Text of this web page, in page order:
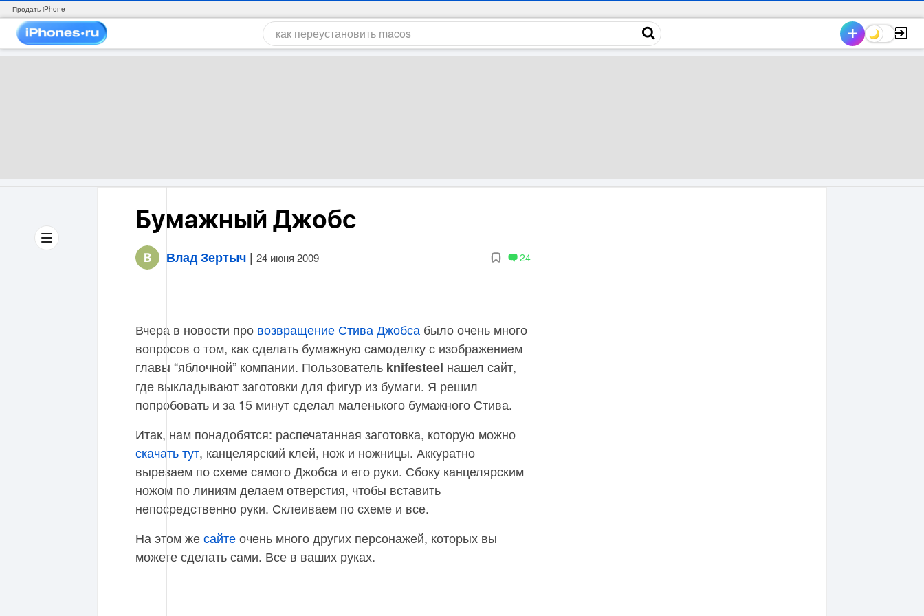
Продать iPhone
Бумажный Джобс
Влад Зертыч | 24 июня 2009 24
Вчера в новости про возвращение Стива Джобса было очень много
вопросов о том, как сделать бумажную самоделку с изображением
главы “яблочной” компании. Пользователь knifesteel нашел сайт,
где выкладывают заготовки для фигур из бумаги. Я решил
попробовать и за 15 минут сделал маленького бумажного Стива.
Итак, нам понадобятся: распечатанная заготовка, которую можно
скачать тут, канцелярский клей, нож и ножницы. Аккуратно
вырезаем по схеме самого Джобса и его руки. Сбоку канцелярским
ножом по линиям делаем отверстия, чтобы вставить
непосредственно руки. Склеиваем по схеме и все.
На этом жесайтеочень много других персонажей, которых вы
можете сделать сами. Все в ваших руках.